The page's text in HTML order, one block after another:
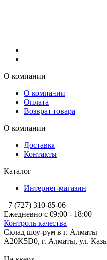
О компании
О компании
Оплата
Возврат товара
О компании
Доставка
Контакты
Каталог
Интернет-магазин
+7 (727) 310-85-06
Ежедневно с 09:00 - 18:00
Контроль качества
Склад шоу-рум в г. Алматы
A20K5D0, г. Алматы, ул.